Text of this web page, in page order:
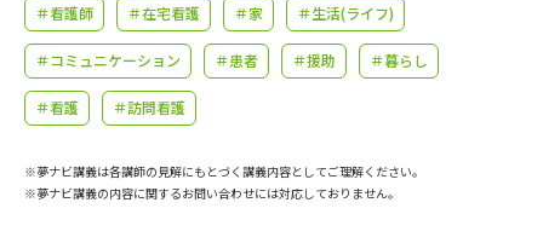
大学で学びたい学問発見
学問のミニ講義「夢ナビ講義」 学問分野解説
＃看護師 ＃在宅看護 ＃家 ＃生活(ライフ)
＃コミュニケーション ＃患者 ＃援助 ＃暮らし
＃看護 ＃訪問看護
※夢ナビ講義は各講師の見解にもとづく講義内容としてご理解ください。
※夢ナビ講義の内容に関するお問い合わせには対応しておりません。